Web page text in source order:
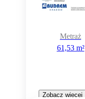
Metraż
61,53 m²
Zobacz więcej